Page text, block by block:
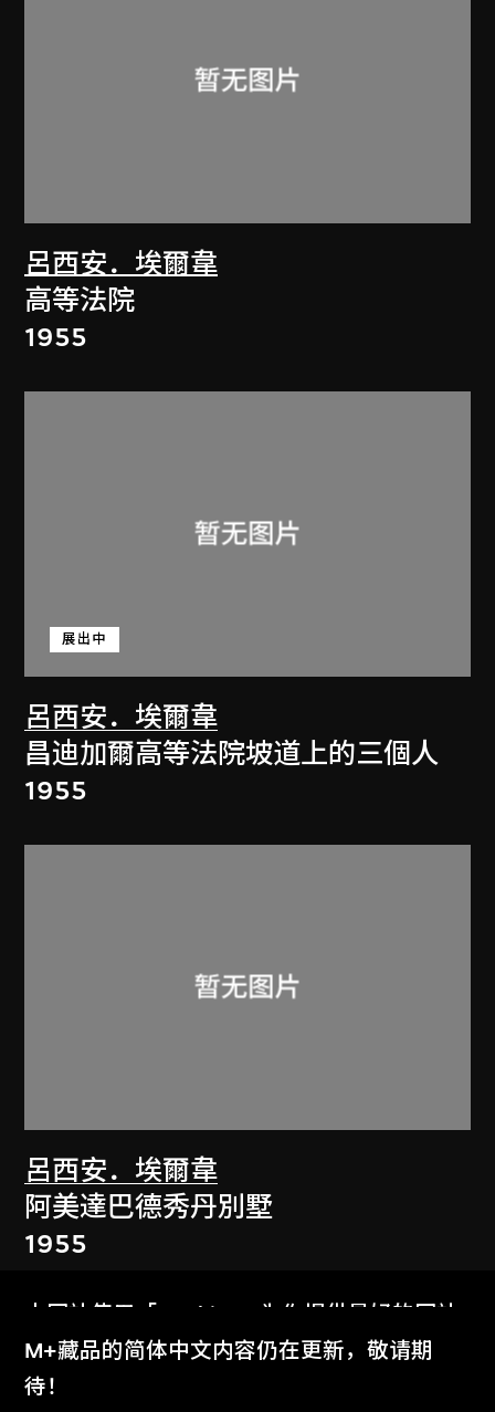
呂西安．埃爾韋
高等法院
1955
呂西安．埃爾韋
展出中
昌迪加爾高等法院坡道上的三個人
1955
呂西安．埃爾韋
阿美達巴德秀丹別墅
1955
本网站使用「Cookies」为你提供最好的网站
体验。
了解更多
M+藏品的简体中文内容仍在更新，敬请期
待！